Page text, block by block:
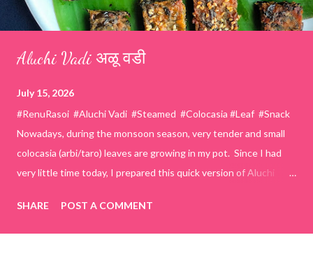
Aluchi Vadi अळू वडी
July 15, 2026
#RenuRasoi #Aluchi Vadi #Steamed #Colocasia #Leaf #Snack
Nowadays, during the monsoon season, very tender and small
colocasia (arbi/taro) leaves are growing in my pot. Since I had
very little time today, I prepared this quick version of Aluchi
easier and faster to make. Ingredients (1 cup = 150 ml) *Washed
& finely chopped colocasia (taro) leaves, – 2 cups *Tamarind – a
SHARE POST A COMMENT